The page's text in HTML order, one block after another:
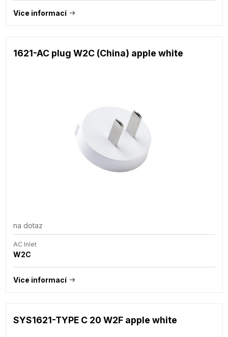
Více informací
1621-AC plug W2C (China) apple white
na dotaz
AC Inlet
W2C
Více informací
SYS1621-TYPE C 20 W2F apple white